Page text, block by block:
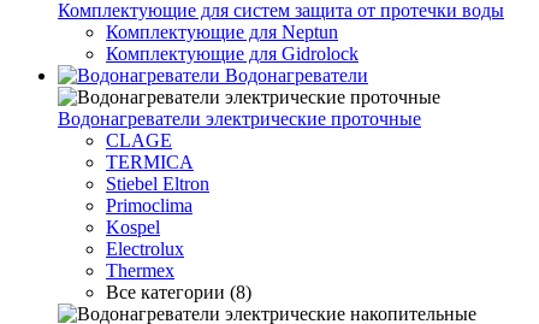
Комплектующие для систем защита от протечки воды
Комплектующие для Neptun
Комплектующие для Gidrolock
Водонагреватели
Водонагреватeли электрические проточные
CLAGE
TERMICA
Stiebel Eltron
Primoclima
Kospel
Electrolux
Thermex
Все категории (8)